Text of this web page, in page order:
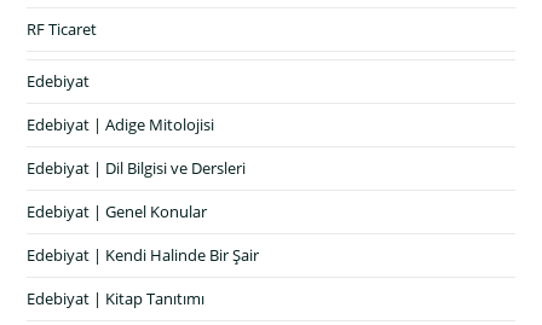
RF Ticaret
Edebiyat
Edebiyat | Adige Mitolojisi
Edebiyat | Dil Bilgisi ve Dersleri
Edebiyat | Genel Konular
Edebiyat | Kendi Halinde Bir Şair
Edebiyat | Kitap Tanıtımı